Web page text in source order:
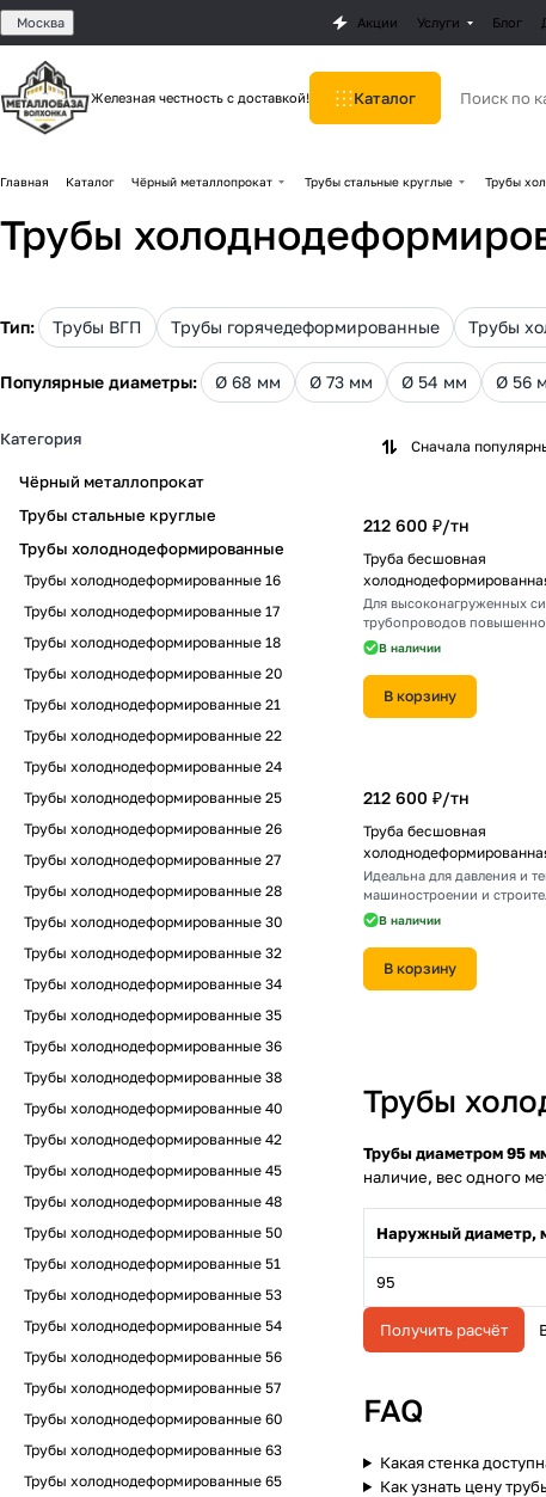
Москва Акции Услуги Блог
Железная честность с доставкой! Каталог
Главная Каталог Чёрный металлопрокат Трубы стальные круглые Трубы
Трубы
Тип: Трубы ВГП Трубы горячедеформированные Трубы
Популярные диаметры: Ø 68 мм Ø 73 мм Ø 54 мм Ø 56
Сначала
212 600 ₽/тн
Труба бесшовная
Для высоконагруженных
трубопроводов
В наличии
В корзину
212 600 ₽/тн
Труба бесшовная
Идеальна для давления и
машиностроении и
В наличии
В корзину
Трубы
Трубы диаметром 95
наличие, вес одного
Наружный диаметр,
95
Получить расчёт
FAQ
Какая стенка
Как узнать цену
Категория
Чёрный металлопрокат
Трубы стальные круглые
Трубы холоднодеформированные
Трубы холоднодеформированные 16
Трубы холоднодеформированные 17
Трубы холоднодеформированные 18
Трубы холоднодеформированные 20
Трубы холоднодеформированные 21
Трубы холоднодеформированные 22
Трубы холоднодеформированные 24
Трубы холоднодеформированные 25
Трубы холоднодеформированные 26
Трубы холоднодеформированные 27
Трубы холоднодеформированные 28
Трубы холоднодеформированные 30
Трубы холоднодеформированные 32
Трубы холоднодеформированные 34
Трубы холоднодеформированные 35
Трубы холоднодеформированные 36
Трубы холоднодеформированные 38
Трубы холоднодеформированные 40
Трубы холоднодеформированные 42
Трубы холоднодеформированные 45
Трубы холоднодеформированные 48
Трубы холоднодеформированные 50
Трубы холоднодеформированные 51
Трубы холоднодеформированные 53
Трубы холоднодеформированные 54
Трубы холоднодеформированные 56
Трубы холоднодеформированные 57
Трубы холоднодеформированные 60
Трубы холоднодеформированные 63
Трубы холоднодеформированные 65